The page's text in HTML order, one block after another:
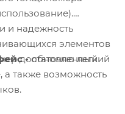
и надежность
элементов
достаточно легкий
-обновленный
а также возможность